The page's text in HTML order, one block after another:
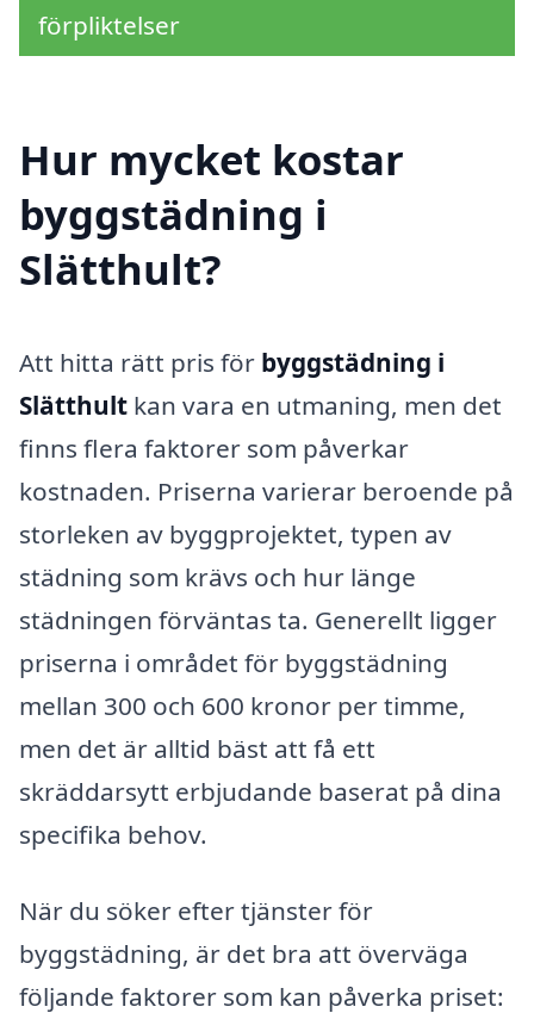
förpliktelser
Hur mycket kostar
byggstädning i
Slätthult?
Att hitta rätt pris för byggstädning i
Slätthult kan vara en utmaning, men det
finns flera faktorer som påverkar
kostnaden. Priserna varierar beroende på
storleken av byggprojektet, typen av
städning som krävs och hur länge
städningen förväntas ta. Generellt ligger
priserna i området för byggstädning
mellan 300 och 600 kronor per timme,
men det är alltid bäst att få ett
skräddarsytt erbjudande baserat på dina
specifika behov.
När du söker efter tjänster för
byggstädning, är det bra att överväga
följande faktorer som kan påverka priset: